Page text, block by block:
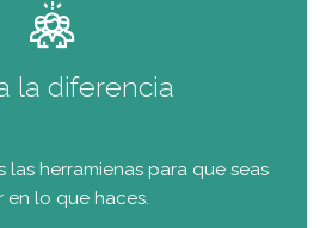
la diferencia
las herramienas para que seas
en lo que haces.